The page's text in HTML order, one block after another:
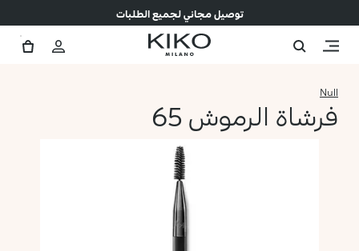
توصيل مجاني لجميع الطلبات
Null
فرشاة الرموش 65